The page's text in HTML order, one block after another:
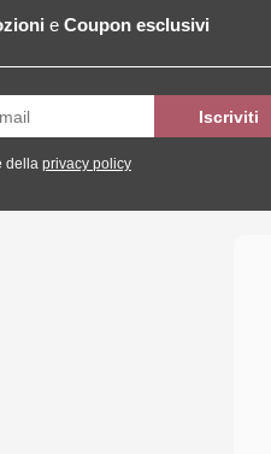
e Coupon esclusivi
della privacy policy